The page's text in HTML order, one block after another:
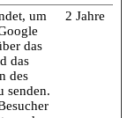
um
das
das
des
senden.
2 Jahre